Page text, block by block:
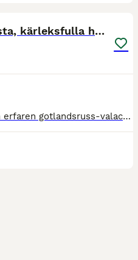
Dumle Ess söker sitt sista, kärleksfulla hem
Dumle Ess är en charmig och erfaren gotlandsruss-valack, född 2006 och ca 129 cm i mankhöjd. Efter många fina år inom både ponnytrav och ponnygalopp är det nu dags för honom att hitta sitt allra sista hem – ett hem där han får bli älskad och uppskattad för den han är. Dumle Ess passar bäst som sällskapshäst eller till en hästvan liten vuxen som vill njuta av lugna skogstu